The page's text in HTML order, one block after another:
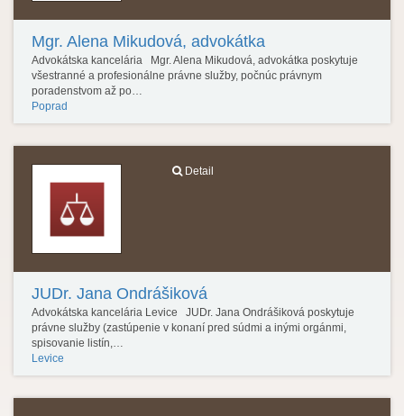
Mgr. Alena Mikudová, advokátka
Advokátska kancelária Mgr. Alena Mikudová, advokátka poskytuje
všestranné a profesionálne právne služby, počnúc právnym
poradenstvom až po…
Poprad
Detail
JUDr. Jana Ondrášiková
Advokátska kancelária Levice JUDr. Jana Ondrášiková poskytuje
právne služby (zastúpenie v konaní pred súdmi a inými orgánmi,
spisovanie listín,…
Levice